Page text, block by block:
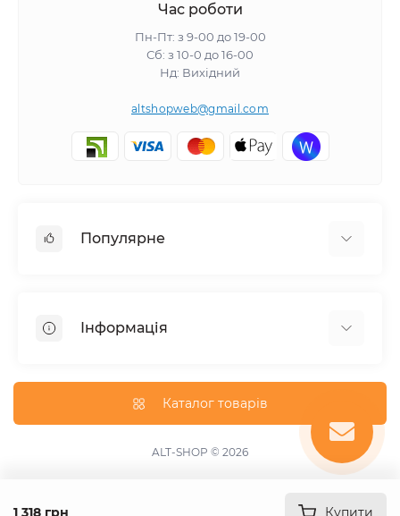
1 318 грн Купити
Час роботи
Пн-Пт: з 9-00 до 19-00
Сб: з 10-0 до 16-00
Нд: Вихідний
altshopweb@gmail.com
Популярне
Відпочинок, туризм
Товари для автомобілів
Інформація
Умови повернення
Зворотній зв'язок
Каталог товарів
ALT-SHOP © 2026